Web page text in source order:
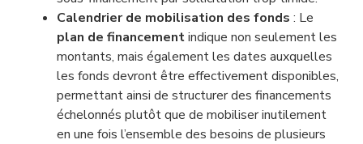
Calendrier de mobilisation des fonds : Le
plan de financementindique non seulement les
montants, mais également les dates auxquelles
les fonds devront être effectivement disponibles,
permettant ainsi de structurer des financements
échelonnés plutôt que de mobiliser inutilement
en une fois l’ensemble des besoins de plusieurs